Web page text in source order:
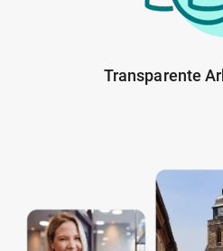
Transparente